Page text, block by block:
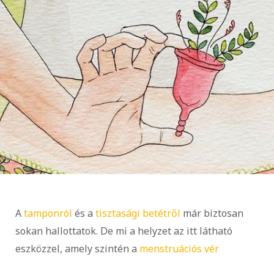
Atamponról és a tisztasági betétről már biztosan
sokan hallottatok. De mi a helyzet az itt látható
eszközzel, amely szintén a menstruációs vér